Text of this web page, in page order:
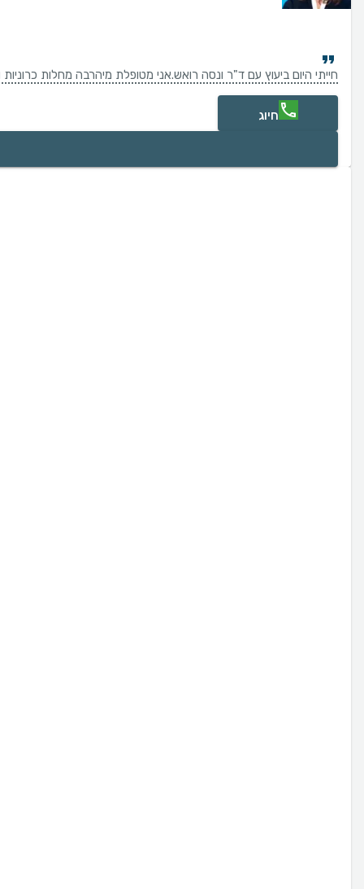
חייתי היום ביעוץ עם ד"ר ונסה רואש.אני מטופלת מיהרבה מחלות
חיוג